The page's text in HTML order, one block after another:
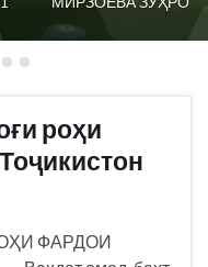
роҳи
ФАРДОИ